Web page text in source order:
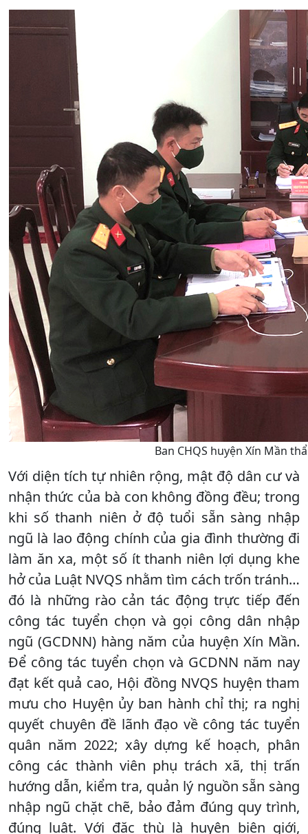
Ban CHQS huyện Xín Mần
Với diện tích tự nhiên rộng, mật độ dân cư và
nhận thức của bà con không đồng đều; trong
khi số thanh niên ở độ tuổi sẵn sàng nhập
ngũ là lao động chính của gia đình thường đi
làm ăn xa, một số ít thanh niên lợi dụng khe
hở của Luật NVQS nhằm tìm cách trốn tránh…
đó là những rào cản tác động trực tiếp đến
công tác tuyển chọn và gọi công dân nhập
ngũ (GCDNN) hàng năm của huyện Xín Mần.
Để công tác tuyển chọn và GCDNN năm nay
đạt kết quả cao, Hội đồng NVQS huyện tham
mưu cho Huyện ủy ban hành chỉ thị; ra nghị
quyết chuyên đề lãnh đạo về công tác tuyển
quân năm 2022; xây dựng kế hoạch, phân
công các thành viên phụ trách xã, thị trấn
hướng dẫn, kiểm tra, quản lý nguồn sẵn sàng
nhập ngũ chặt chẽ, bảo đảm đúng quy trình,
đúng luật. Với đặc thù là huyện biên giới,